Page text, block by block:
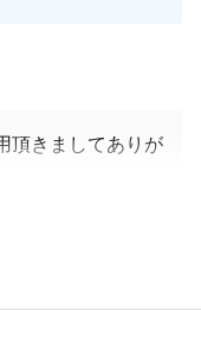
頂きましてありが
したが、いつも快
ます。
軽にご連絡頂けれ